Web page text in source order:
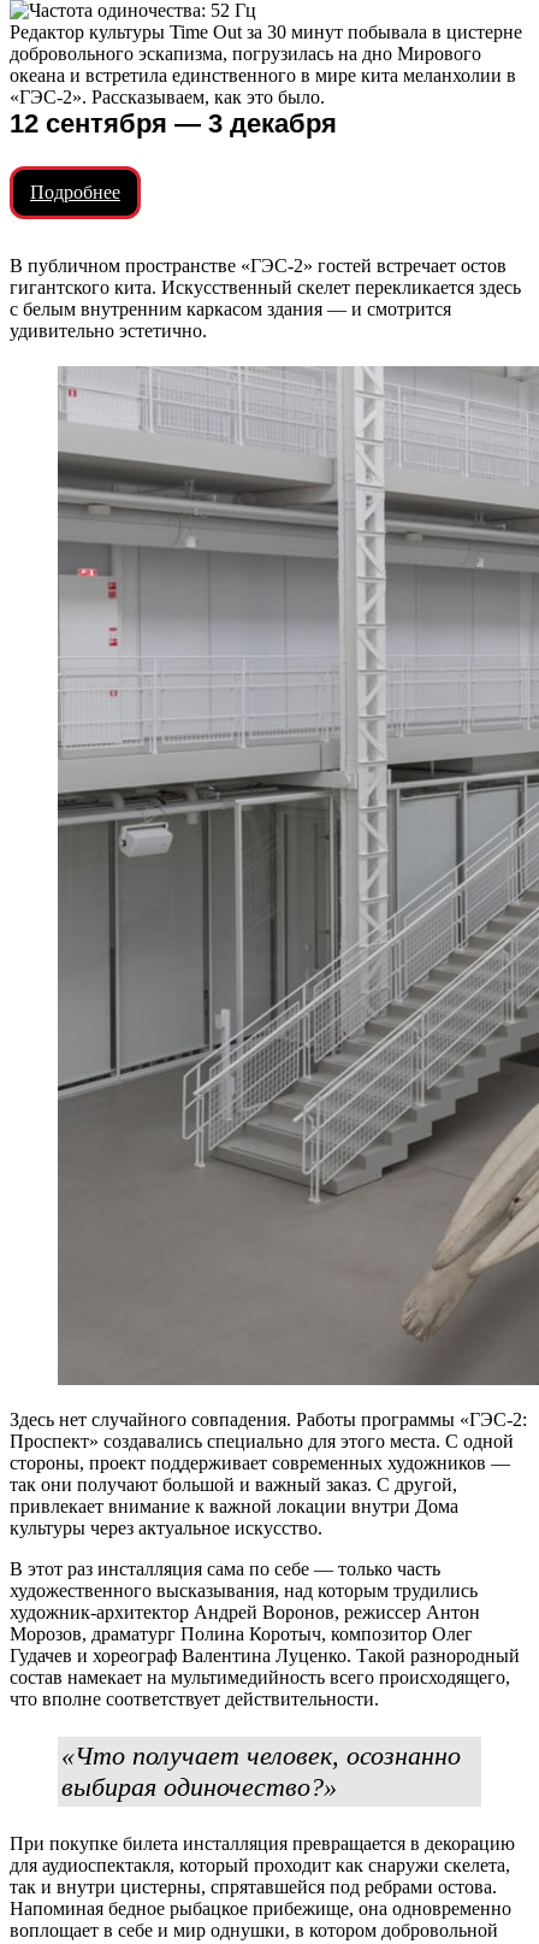
Редактор культуры Time Out за 30 минут побывала в цистерне
добровольного эскапизма, погрузилась на дно Мирового
океана и встретила единственного в мире кита меланхолии в
«ГЭС-2». Рассказываем, как это было.
12 сентября — 3 декабря
Подробнее
В публичном пространстве «ГЭС-2» гостей встречает остов
гигантского кита. Искусственный скелет перекликается здесь
с белым внутренним каркасом здания — и смотрится
удивительно эстетично.
Здесь нет случайного совпадения. Работы программы «ГЭС‐2:
Проспект» создавались специально для этого места. С одной
стороны, проект поддерживает современных художников —
так они получают большой и важный заказ. С другой,
привлекает внимание к важной локации внутри Дома
культуры через актуальное искусство.
В этот раз инсталляция сама по себе — только часть
художественного высказывания, над которым трудились
художник-архитектор Андрей Воронов, режиссер Антон
Морозов, драматург Полина Коротыч, композитор Олег
Гудачев и хореограф Валентина Луценко. Такой разнородный
состав намекает на мультимедийность всего происходящего,
что вполне соответствует действительности.
«Что получает человек, осознанно
выбирая одиночество?»
При покупке билета инсталляция превращается в декорацию
для аудиоспектакля, который проходит как снаружи скелета,
так и внутри цистерны, спрятавшейся под ребрами остова.
Напоминая бедное рыбацкое прибежище, она одновременно
воплощает в себе и мир однушки, в котором добровольной